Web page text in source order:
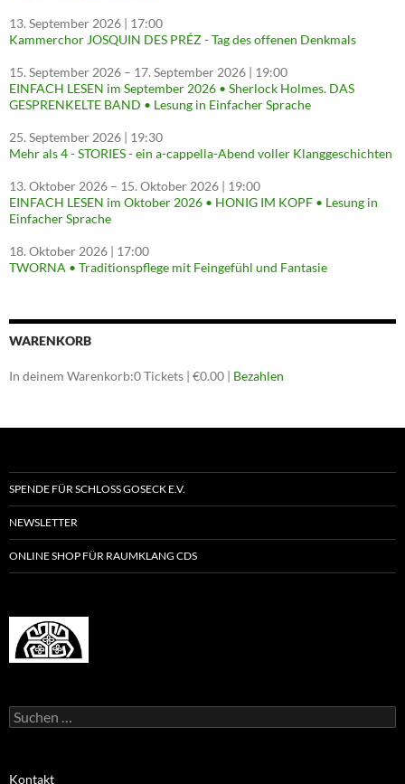
13. September 2026 | 17:00
Kammerchor JOSQUIN DES PRÉZ - Tag des offenen Denkmals
15. September 2026 – 17. September 2026 | 19:00
EINFACH LESEN im September 2026 • Sherlock Holmes. DAS
GESPRENKELTE BAND • Lesung in Einfacher Sprache
25. September 2026 | 19:30
Mehr als 4 - STORIES - ein a-cappella-Abend voller Klanggeschichten
13. Oktober 2026 – 15. Oktober 2026 | 19:00
EINFACH LESEN im Oktober 2026 • HONIG IM KOPF • Lesung in
Einfacher Sprache
18. Oktober 2026 | 17:00
TWORNA • Traditionspflege mit Feingefühl und Fantasie
WARENKORB
In deinem Warenkorb:0Tickets | €0.00 | Bezahlen
SPENDE FÜR SCHLOSS GOSECK E.V.
NEWSLETTER
ONLINE SHOP FÜR RAUMKLANG CDS
Suchen
nach:
Kontakt